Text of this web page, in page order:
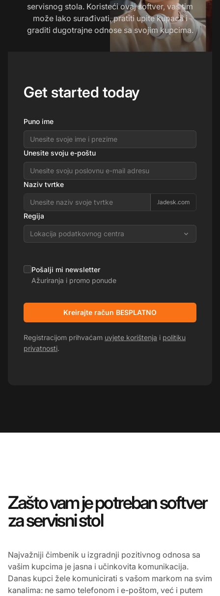
servisnog stola. Koristeći ovaj softver, vaš tim
može lako surađivati, pratiti upite kupaca i
graditi dugotrajne odnose sa svojim kupcima.
Get started today
Puno ime
Unesite svoju e-poštu
Naziv tvrtke
.ladesk.com
Regija
Lokacija podatkovnog centra
Pošalji mi newsletter
Ažuriranja i promo ponude
Kreirajte račun BESPLATNO
Registracijom prihvaćam uvjete korištenja i politiku
privatnosti.
Zašto vam je potreban softver
za servisni stol
Najvažniji čimbenik u izgradnji pozitivnog odnosa sa
vašim kupcima je jasna i učinkovita komunikacija.
Danas kupci žele komunicirati s vašom markom na svim
kanalima: ne samo telefonom i e-poštom, već i putem